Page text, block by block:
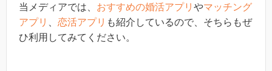
当メディアでは、 おすすめの婚活アプリ やマッチング
アプリ 、 恋活アプリ も紹介しているので、そちらもぜ
ひ利用してみてください。